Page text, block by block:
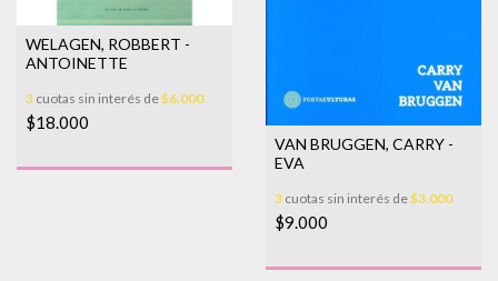
WELAGEN, ROBBERT -
ANTOINETTE
3 cuotas sin interés de$6.000
$18.000
VAN BRUGGEN, CARRY -
EVA
3 cuotas sin interés de$3.000
$9.000